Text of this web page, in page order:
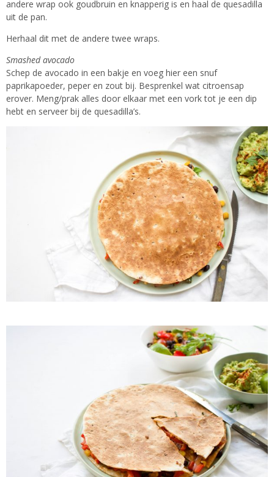
andere wrap ook goudbruin en knapperig is en haal de quesadilla
uit de pan.
Herhaal dit met de andere twee wraps.
Smashed avocado
Schep de avocado in een bakje en voeg hier een snuf
paprikapoeder, peper en zout bij. Besprenkel wat citroensap
erover. Meng/prak alles door elkaar met een vork tot je een dip
hebt en serveer bij de quesadilla’s.